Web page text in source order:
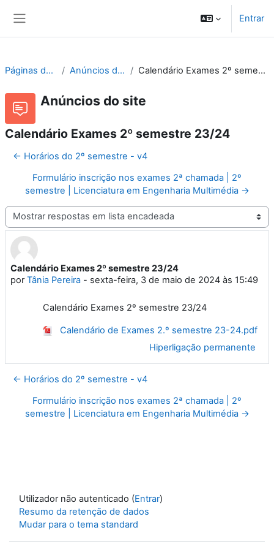
Entrar
Páginas do site Anúncios do site Calendário Exames 2º semestre 23/24
Anúncios do site
Calendário Exames 2º semestre 23/24
← Horários do 2º semestre - v4
Formulário inscrição nos exames 2ª chamada | 2º
semestre | Licenciatura em Engenharia Multimédia →
Modo de visualização
Calendário Exames 2º semestre 23/24
porTânia Pereira - sexta-feira, 3 de maio de 2024 às 15:49
Número de respostas: 0
Calendário Exames 2º semestre 23/24
Calendário de Exames 2.º semestre 23-24.pdf
Hiperligação permanente
← Horários do 2º semestre - v4
Formulário inscrição nos exames 2ª chamada | 2º
semestre | Licenciatura em Engenharia Multimédia →
Utilizador não autenticado (Entrar)
Resumo da retenção de dados
Mudar para o tema standard